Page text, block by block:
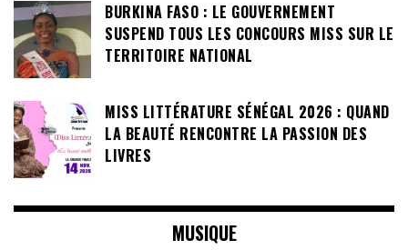
BURKINA FASO : LE GOUVERNEMENT
SUSPEND TOUS LES CONCOURS MISS SUR LE
TERRITOIRE NATIONAL
MISS LITTÉRATURE SÉNÉGAL 2026 : QUAND
LA BEAUTÉ RENCONTRE LA PASSION DES
LIVRES
MUSIQUE